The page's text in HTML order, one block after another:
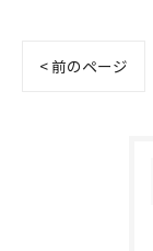
< 前のページ